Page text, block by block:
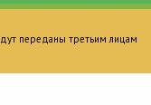
переданы третьим лицам